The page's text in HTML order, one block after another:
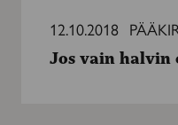
halvin
12.10.2018
Jos vain